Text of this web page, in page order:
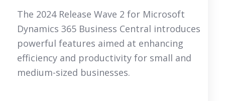
The 2024 Release Wave 2 for Microsoft
Dynamics 365 Business Central introduces
powerful features aimed at enhancing
efficiency and productivity for small and
medium-sized businesses.